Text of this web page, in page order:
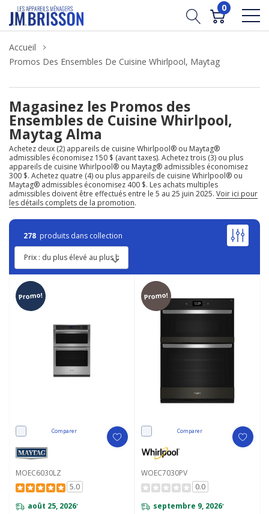
0
Accueil
Promos Des Ensembles De Cuisine Whirlpool, Maytag
Magasinez les Promos des
Ensembles de Cuisine Whirlpool,
Maytag Alma
Achetez deux (2) appareils de cuisine Whirlpool® ou Maytag®
admissibles économisez 150 $ (avant taxes). Achetez trois (3) ou plus
appareils de cuisine Whirlpool® ou Maytag® admissibles économisez
300 $. Achetez quatre (4) ou plus appareils de cuisine Whirlpool® ou
Maytag® admissibles économisez 400 $. Les achats multiples
admissibles doivent être effectués entre le 5 au 25 juin 2025. Voir ici pour
les détails complets de la promotion.
278 produits dans collection
Promo!
Comparer
MOEC6030LZ
5.0
août 25, 2026*
Promo!
Comparer
WOEC7030PV
0.0
septembre 9, 2026*